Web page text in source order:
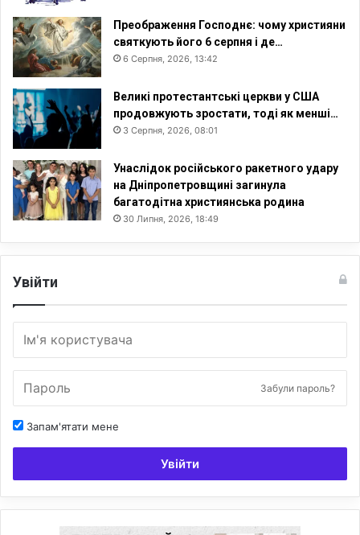
Преображення Господнє: чому християни
святкують його 6 серпня і де…
6 Серпня, 2026, 13:42
Великі протестантські церкви у США
продовжують зростати, тоді як менші…
3 Серпня, 2026, 08:01
Унаслідок російського ракетного удару
на Дніпропетровщині загинула
багатодітна християнська родина
30 Липня, 2026, 18:49
Увійти
Забули пароль?
Запам'ятати мене
Увійти